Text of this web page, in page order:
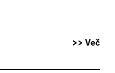
>> Več